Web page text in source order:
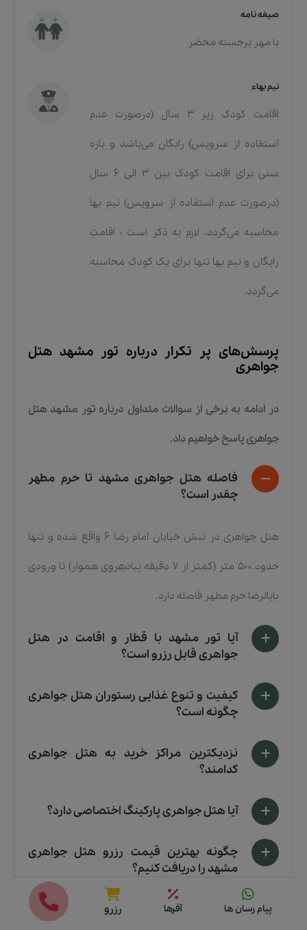
صیغه نامه
با مهر برجسته محضر
نیم بهاء
اقامت کودک زیر 3 سال (درصورت عدم
استفاده از سرویس) رایگان می‌باشد و بازه
سنی برای اقامت کودک بین 3 الی 6 سال
(درصورت عدم استفاده از سرویس) نیم بها
محاسبه می‌گردد. لازم به ذکر است : اقامت
رایگان و نیم بها تنها برای یک کودک محاسبه
می‌گردد.
پرسش‌های پر تکرار درباره تور مشهد هتل
جواهری
در ادامه به برخی از سوالات متداول دربارهتور مشهد هتل
جواهری پاسخ خواهیم داد.
فاصله هتل جواهری مشهد تا حرم مطهر
چقدر است؟
هتل جواهری در نبش خیابان امام رضا ۶ واقع شده و تنها
حدود ۵۰۰ متر (کمتر از ۷ دقیقه پیادهروی هموار) تا ورودی
بابالرضا حرم مطهر فاصله دارد.
آیا تور مشهد با قطار و اقامت در هتل
جواهری قابل رزرو است؟
کیفیت و تنوع غذایی رستوران هتل جواهری
چگونه است؟
نزدیکترین مراکز خرید به هتل جواهری
کدامند؟
آیا هتل جواهری پارکینگ اختصاصی دارد؟
چگونه بهترین قیمت رزرو هتل جواهری
مشهد را دریافت کنیم؟
قیمت ها رزرو
پیام رسان ها آفرها رزرو